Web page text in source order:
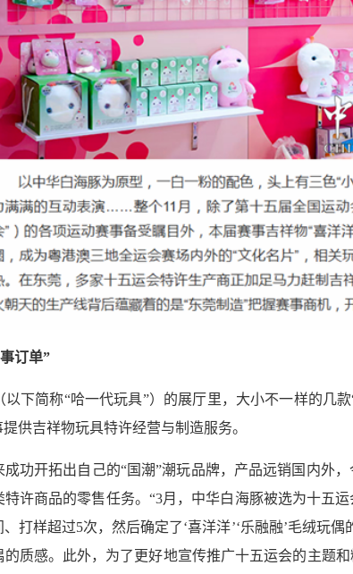
订单”
下简称“哈一代玩具”）的展厅里，大小不一样的几
供吉祥物玩具特许经营与制造服务。
功开拓出自己的“国潮”潮玩品牌，产品远销国内外
许商品的零售任务。“3月，中华白海豚被选为十五
打样超过5次，然后确定了‘喜洋洋’‘乐融融’毛绒玩
质感。此外，为了更好地宣传推广十五运会的主题